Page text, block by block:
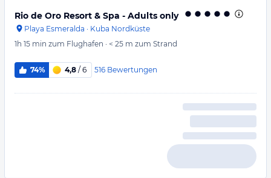
Rio de Oro Resort & Spa - Adults only
Playa Esmeralda · Kuba Nordküste
1h 15 min zum Flughafen · < 25 m zum Strand
74% 4,8 / 6 516 Bewertungen